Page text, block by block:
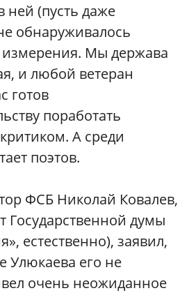
ней (пусть даже
обнаруживалось
измерения. Мы держава
и любой ветеран
готов
поработать
А среди
поэтов.
ФСБ Николай Ковалев,
Государственной думы
естественно), заявил,
Улюкаева его не
очень неожиданное